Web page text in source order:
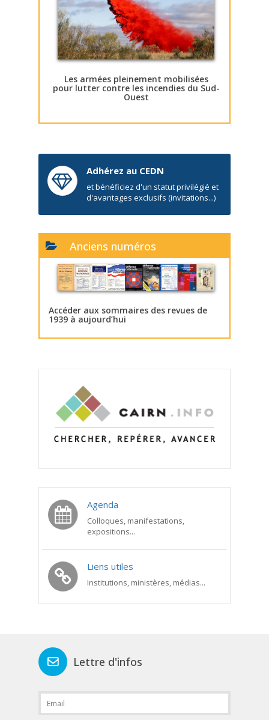
Les armées pleinement mobilisées
pour lutter contre les incendies du Sud-
Ouest
Adhérez au CEDN
et bénéficiez d'un statut privilégié et
d'avantages exclusifs (invitations...)
Anciens numéros
Accéder aux sommaires des revues de
1939 à aujourd’hui
Agenda
Colloques, manifestations,
expositions...
Liens utiles
Institutions, ministères, médias...
Lettre d'infos